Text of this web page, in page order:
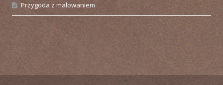
Przygoda z malowaniem